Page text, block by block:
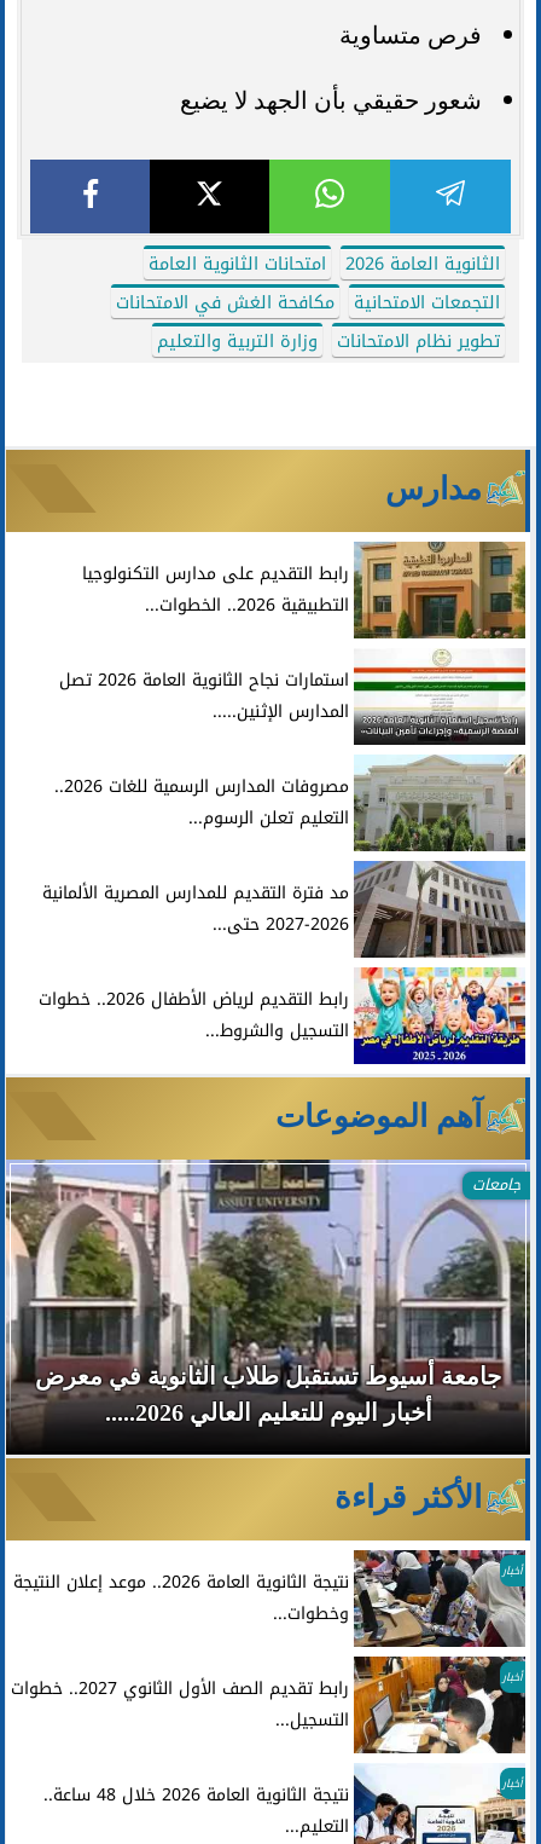
فرص متساوية
شعور حقيقي بأن الجهد لا يضيع
الثانوية العامة 2026
امتحانات الثانوية العامة
التجمعات الامتحانية
مكافحة الغش في الامتحانات
تطوير نظام الامتحانات
وزارة التربية والتعليم
مدارس
رابط التقديم على مدارس التكنولوجيا
التطبيقية 2026.. الخطوات...
استمارات نجاح الثانوية العامة 2026 تصل
المدارس الإثنين.....
مصروفات المدارس الرسمية للغات 2026..
التعليم تعلن الرسوم...
مد فترة التقديم للمدارس المصرية الألمانية
2026-2027 حتى...
رابط التقديم لرياض الأطفال 2026.. خطوات
التسجيل والشروط...
آهم الموضوعات
جامعات
جامعة أسيوط تستقبل طلاب الثانوية في معرض
أخبار اليوم للتعليم العالي 2026.....
الأكثر قراءة
أخبار
نتيجة الثانوية العامة 2026.. موعد إعلان النتيجة
وخطوات...
أخبار
رابط تقديم الصف الأول الثانوي 2027.. خطوات
التسجيل...
أخبار
نتيجة الثانوية العامة 2026 خلال 48 ساعة..
التعليم...